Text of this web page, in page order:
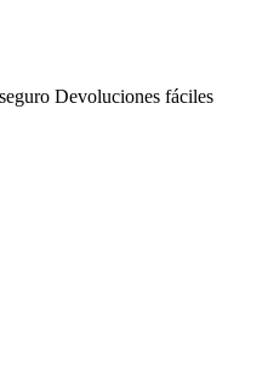
Devoluciones fáciles